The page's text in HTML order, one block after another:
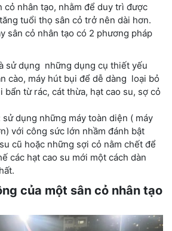
cỏ nhân tạo, nhằm để duy trì được
tuổi thọ sân cỏ trở nên dài hơn.
sân cỏ nhân tạo có 2 phương pháp
dụng những dụng cụ thiết yếu
cào, máy hút bụi để dễ dàng loại bỏ
bẩn từ rác, cát thừa, hạt cao su, sợ cỏ
dụng những máy toàn diện ( máy
với công sức lớn nhầm đánh bật
cũ hoặc những sợi cỏ nằm chết để
các hạt cao su mới một cách dàn
của một sân cỏ nhân tạo